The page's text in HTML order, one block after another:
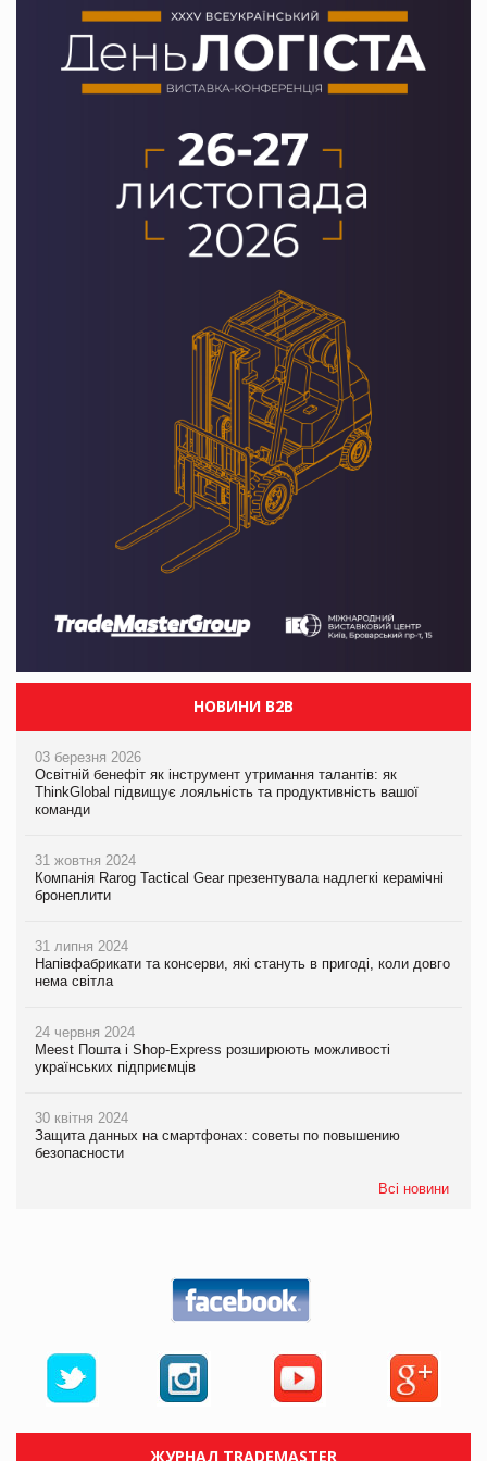
НОВИНИ B2B
03 березня 2026
Освітній бенефіт як інструмент утримання талантів: як
ThinkGlobal підвищує лояльність та продуктивність вашої
команди
31 жовтня 2024
Компанія Rarog Tactical Gear презентувала надлегкі керамічні
бронеплити
31 липня 2024
Напівфабрикати та консерви, які стануть в пригоді, коли довго
нема світла
24 червня 2024
Meest Пошта і Shop-Express розширюють можливості
українських підприємців
30 квітня 2024
Защита данных на смартфонах: советы по повышению
безопасности
Всі новини
ЖУРНАЛ TRADEMASTER